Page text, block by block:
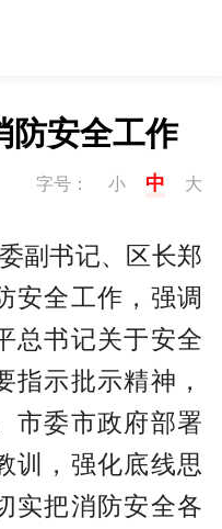
防安全工作
字号： 小 中 大
副书记、区长郑
安全工作，强调
总书记关于安全
指示批示精神，
市委市政府部署
训，强化底线思
实把消防安全各